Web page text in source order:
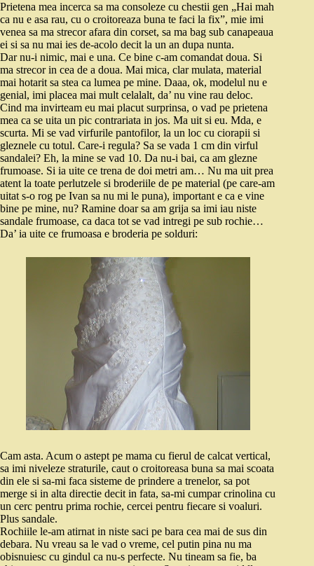
Prietena mea incerca sa ma consoleze cu chestii gen „Hai mah
ca nu e asa rau, cu o croitoreaza buna te faci la fix”, mie imi
venea sa ma strecor afara din corset, sa ma bag sub canapeaua
ei si sa nu mai ies de-acolo decit la un an dupa nunta.
Dar nu-i nimic, mai e una. Ce bine c-am comandat doua. Si
ma strecor in cea de a doua. Mai mica, clar mulata, material
mai hotarit sa stea ca lumea pe mine. Daaa, ok, modelul nu e
genial, imi placea mai mult celalalt, da’ nu vine rau deloc.
Cind ma invirteam eu mai placut surprinsa, o vad pe prietena
mea ca se uita un pic contrariata in jos. Ma uit si eu. Mda, e
scurta. Mi se vad virfurile pantofilor, la un loc cu ciorapii si
gleznele cu totul. Care-i regula? Sa se vada 1 cm din virful
sandalei? Eh, la mine se vad 10. Da nu-i bai, ca am glezne
frumoase. Si ia uite ce trena de doi metri am… Nu ma uit prea
atent la toate perlutzele si broderiile de pe material (pe care-am
uitat s-o rog pe Ivan sa nu mi le puna), important e ca e vine
bine pe mine, nu? Ramine doar sa am grija sa imi iau niste
sandale frumoase, ca daca tot se vad intregi pe sub rochie…
Da’ ia uite ce frumoasa e broderia pe solduri:
Cam asta. Acum o astept pe mama cu fierul de calcat vertical,
sa imi niveleze straturile, caut o croitoreasa buna sa mai scoata
din ele si sa-mi faca sisteme de prindere a trenelor, sa pot
merge si in alta directie decit in fata, sa-mi cumpar crinolina cu
un cerc pentru prima rochie, cercei pentru fiecare si voaluri.
Plus sandale.
Rochiile le-am atirnat in niste saci pe bara cea mai de sus din
debara. Nu vreau sa le vad o vreme, cel putin pina nu ma
obisnuiesc cu gindul ca nu-s perfecte. Nu tineam sa fie, ba